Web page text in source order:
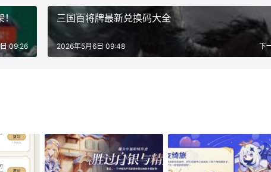
！
09:26
三国百将牌最新兑换码大全
下
2026年5月6日 09:48